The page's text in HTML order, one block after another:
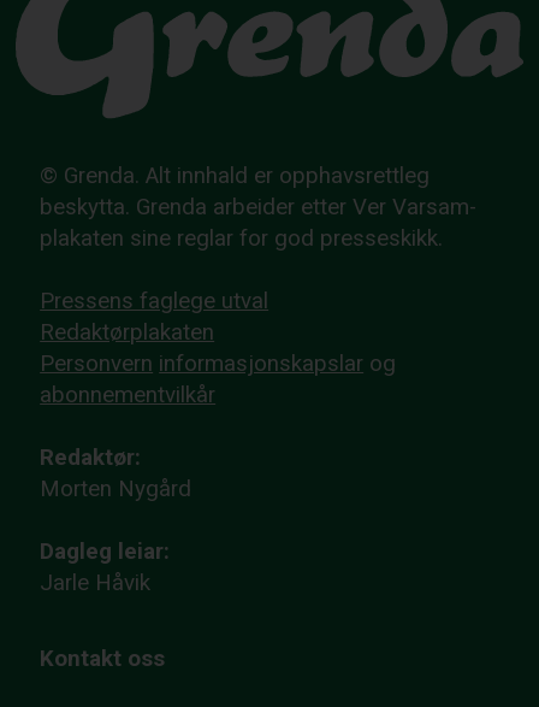
© Grenda. Alt innhald er opphavsrettleg
beskytta. Grenda arbeider etter Ver Varsam-
plakaten sine reglar for god presseskikk.
Pressens faglege utval
Redaktørplakaten
Personvern informasjonskapslar og
abonnementvilkår
Redaktør:
Morten Nygård
Dagleg leiar:
Jarle Håvik
Kontakt oss